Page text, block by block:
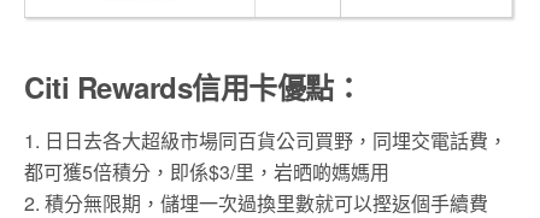
Citi Rewards信用卡優點：
1. 日日去各大超級市場同百貨公司買野，同埋交電話費，
都可獲5倍積分，即係$3/里，岩晒啲媽媽用
2. 積分無限期，儲埋一次過換里數就可以摼返個手續費